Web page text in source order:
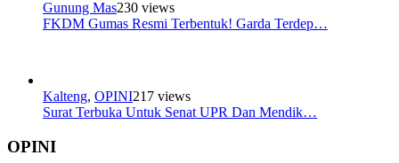
Gunung Mas230 views
FKDM Gumas Resmi Terbentuk! Garda Terdep…
Kalteng, OPINI217 views
Surat Terbuka Untuk Senat UPR Dan Mendik…
OPINI